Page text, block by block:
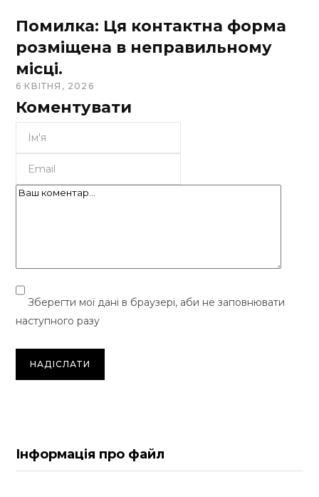
Помилка: Ця контактна форма
розміщена в неправильному
місці.
6 КВІТНЯ, 2026
Коментувати
Зберегти мої дані в браузері, аби не заповнювати
наступного разу
Інформація про файл